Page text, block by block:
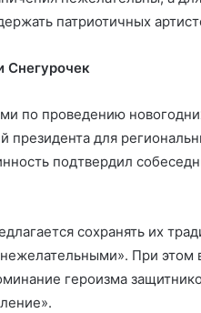
патриотичных
Снегурочек
по проведению
президента для
подтвердил
сохранять их
При этом
героизма
бросить Украину